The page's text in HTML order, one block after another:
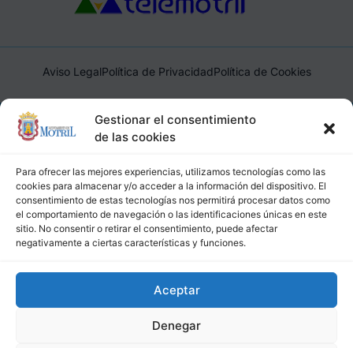
Gestionar el consentimiento
de las cookies
Para ofrecer las mejores experiencias, utilizamos tecnologías como las
cookies para almacenar y/o acceder a la información del dispositivo. El
consentimiento de estas tecnologías nos permitirá procesar datos como
el comportamiento de navegación o las identificaciones únicas en este
sitio. No consentir o retirar el consentimiento, puede afectar
negativamente a ciertas características y funciones.
Aceptar
Denegar
Aviso LegalPolítica de PrivacidadPolítica de Cookies
Ayuntamiento de Motril, Plaza de España, 1, 18600, Motril,
(Granada), CIF: P1814200J, DIR3: L01181400